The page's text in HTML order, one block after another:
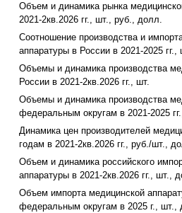
Объем и динамика рынка
2021-2кв.2026 гг., шт., руб., долл.
Соотношение производства и
аппаратуры в России в 2021-2025 гг.,
Объемы и динамика производства
России в 2021-2кв.2026 гг., шт.
Объемы и динамика производства
федеральным округам в 2021-2025
Динамика цен производителей
годам в 2021-2кв.2026 гг., руб./шт.,
Объем и динамика российского
аппаратуры в 2021-2кв.2026 гг., шт.,
Объем импорта медицинской
федеральным округам в 2025 г., шт.,